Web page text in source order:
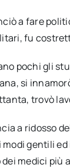
a fare
fu
pochi gli
si
trovò
a ridosso
modi gentili
medici più